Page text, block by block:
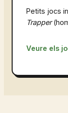
Petits jocs
Trapper
Veure els